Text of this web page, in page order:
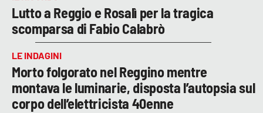
Lutto a Reggio e Rosalì per la tragica
scomparsa di Fabio Calabrò
LE INDAGINI
Morto folgorato nel Reggino mentre
montava le luminarie, disposta l’autopsia sul
corpo dell’elettricista 40enne